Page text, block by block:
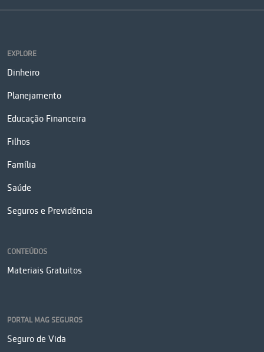
EXPLORE
Dinheiro
Planejamento
Educação Financeira
Filhos
Família
Saúde
Seguros e Previdência
CONTEÚDOS
Materiais Gratuitos
PORTAL MAG SEGUROS
Seguro de Vida